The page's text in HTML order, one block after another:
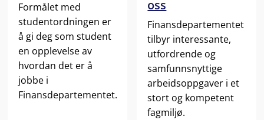
Formålet med
studentordningen er
å gi deg som student
en opplevelse av
hvordan det er å
jobbe i
Finansdepartementet.
oss
Finansdepartementet
tilbyr interessante,
utfordrende og
samfunnsnyttige
arbeidsoppgaver i et
stort og kompetent
fagmiljø.